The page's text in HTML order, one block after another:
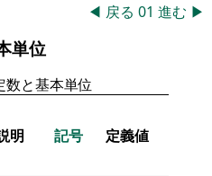
◀ 戻る 01 進む ▶
単位
数と基本単位
明 記号 定義値